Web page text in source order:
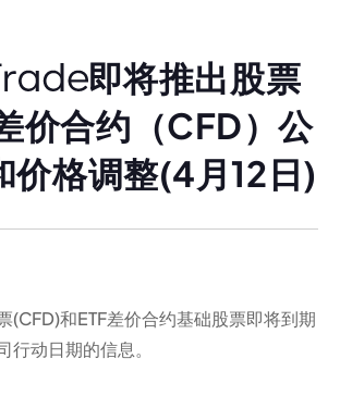
即将推出股票
价合约（CFD）公
价格调整(4月12日)
(CFD)和ETF差价合约基础股票即将到期
行动日期的信息。